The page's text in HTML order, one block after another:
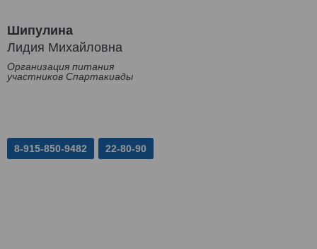
Шипулина
Лидия Михайловна
Организация питания
участников Спартакиады
8-915-850-9482 22-80-90